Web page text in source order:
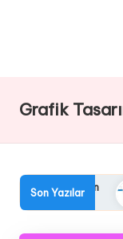
Grafik
Son Yazılar
Takip Edin